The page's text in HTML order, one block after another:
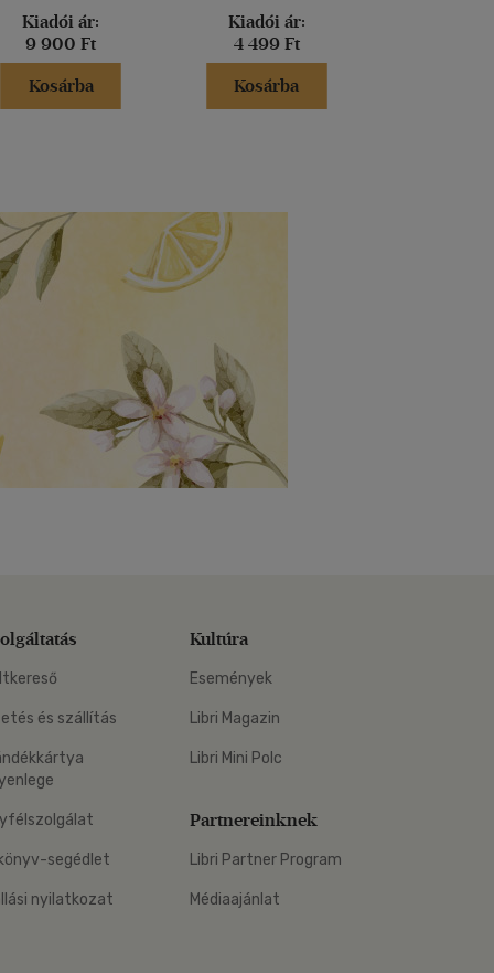
Kiadói ár:
9 900 Ft
Kosárba
Kiadói ár:
4 499 Ft
Kosárba
és szállítás
segédlet
nyilatkozat
Kultúra
Események
Libri Magazin
Libri Mini Polc
Partnereinknek
Libri Partner Program
Médiaajánlat